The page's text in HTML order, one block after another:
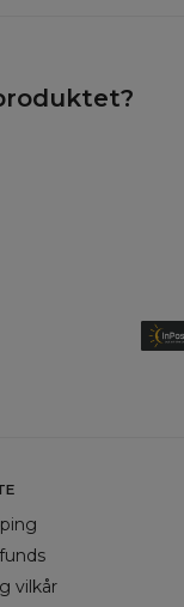
vilkår